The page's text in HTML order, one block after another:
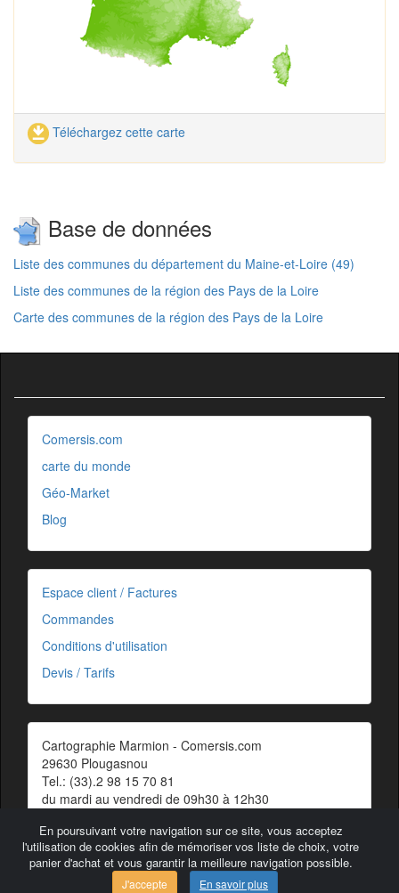
Téléchargez cette carte
Base de données
Liste des communes du département du Maine-et-Loire (49)
Liste des communes de la région des Pays de la Loire
Carte des communes de la région des Pays de la Loire
En poursuivant votre navigation sur ce site, vous acceptez
l'utilisation de cookies afin de mémoriser vos liste de choix, votre
panier d'achat et vous garantir la meilleure navigation possible.
J'accepte En savoir plus
Comersis.com
carte du monde
Géo-Market
Blog
Espace client / Factures
Commandes
Conditions d'utilisation
Devis / Tarifs
Cartographie Marmion - Comersis.com
29630 Plougasnou
Tel.: (33).2 98 15 70 81
du mardi au vendredi de 09h30 à 12h30
Contact